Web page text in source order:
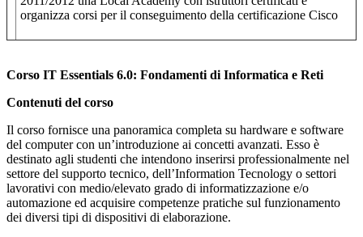
organizza corsi per il conseguimento della certificazione Cisco
Corso IT Essentials 6.0: Fondamenti di Informatica e Reti
Contenuti del corso
Il corso fornisce una panoramica completa su hardware e software
del computer con un’introduzione ai concetti avanzati. Esso è
destinato agli studenti che intendono inserirsi professionalmente nel
settore del supporto tecnico, dell’Information Tecnology o settori
lavorativi con medio/elevato grado di informatizzazione e/o
automazione ed acquisire competenze pratiche sul funzionamento
dei diversi tipi di dispositivi di elaborazione.